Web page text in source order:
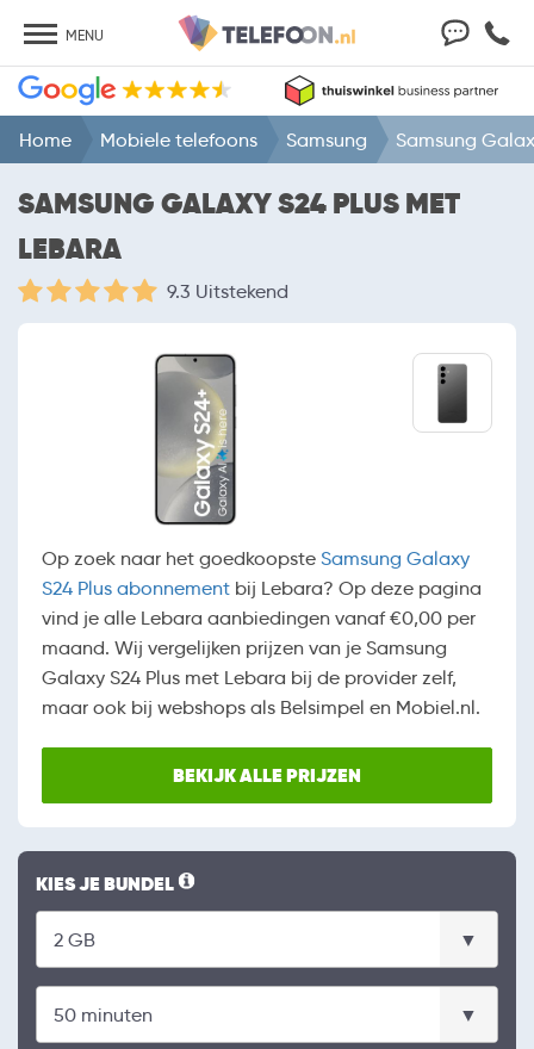
MENU
Home Mobiele telefoons Samsung Samsung
SAMSUNG GALAXY S24 PLUS MET
LEBARA
9.3 Uitstekend
Op zoek naar het goedkoopste Samsung Galaxy
S24 Plus abonnement bij Lebara? Op deze pagina
vind je alle Lebara aanbiedingen vanaf €0,00 per
maand. Wij vergelijken prijzen van je Samsung
Galaxy S24 Plus met Lebara bij de provider zelf,
maar ook bij webshops als Belsimpel en Mobiel.nl.
BEKIJK ALLE PRIJZEN
KIES JE BUNDEL